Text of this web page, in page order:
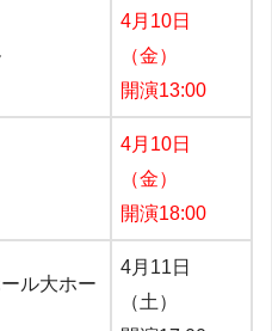
4月10日
（金）
開演13:00
4月10日
（金）
開演18:00
ル大ホー
4月11日
（土）